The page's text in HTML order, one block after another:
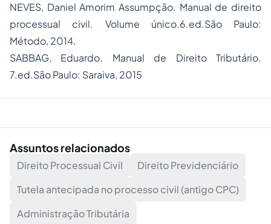
NEVES, Daniel Amorim Assumpção. Manual de direito
processual civil. Volume único.6.ed.São Paulo:
Método, 2014.
SABBAG, Eduardo. Manual de Direito Tributário.
7.ed.São Paulo: Saraiva, 2015
Assuntos relacionados
Direito Processual Civil
Direito Previdenciário
Tutela antecipada no processo civil (antigo CPC)
Administração Tributária